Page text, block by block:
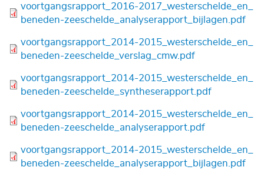
Bestand
voortgangsrapport_2016-2017_westerschelde_en_
beneden-zeeschelde_analyserapport_bijlagen.pdf
Bestand
voortgangsrapport_2014-2015_westerschelde_en_
beneden-zeeschelde_verslag_cmw.pdf
Bestand
voortgangsrapport_2014-2015_westerschelde_en_
beneden-zeeschelde_syntheserapport.pdf
Bestand
voortgangsrapport_2014-2015_westerschelde_en_
beneden-zeeschelde_analyserapport.pdf
Bestand
voortgangsrapport_2014-2015_westerschelde_en_
beneden-zeeschelde_analyserapport_bijlagen.pdf